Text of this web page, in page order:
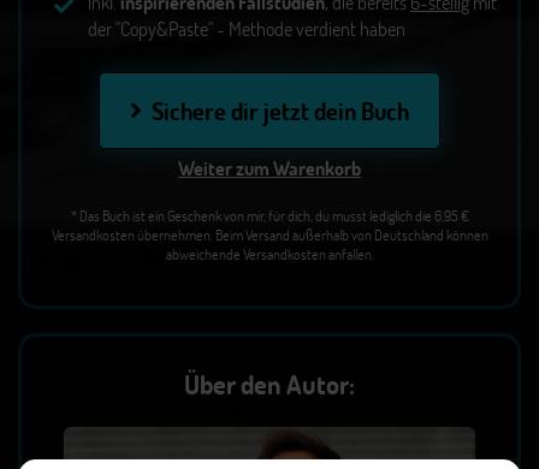
der "Copy&Paste" - Methode verdient haben
Sichere dir jetzt dein Buch
Weiter zum Warenkorb
* Das Buch ist ein Geschenk von mir, für dich, du musst lediglich die 6,95 €
Versandkosten übernehmen. Beim Versand außerhalb von Deutschland können
abweichende Versandkosten anfallen.
Über den Autor: